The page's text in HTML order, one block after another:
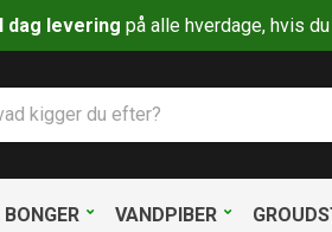
dag levering på alle hverdage, hvis
BONGER VANDPIBER